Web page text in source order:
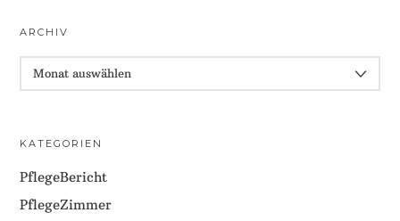
ARCHIV
KATEGORIEN
PflegeBericht
PflegeZimmer